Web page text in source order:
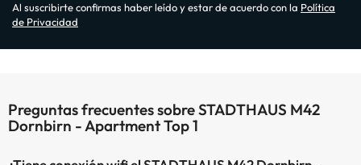
Al suscribirte confirmas haber leído y estar de acuerdo con la Política
de Privacidad
Preguntas frecuentes sobre STADTHAUS M42
Dornbirn - Apartment Top 1